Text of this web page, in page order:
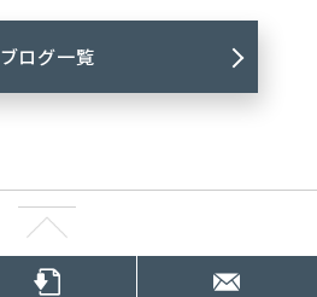
ブログ一覧